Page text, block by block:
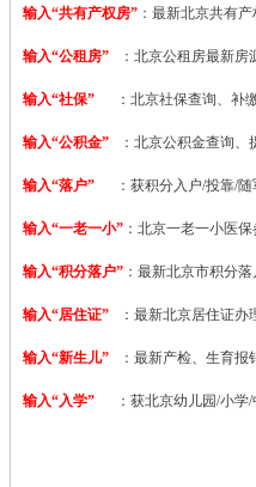
输入“共有产权房” ：最新北京共有
输入“公租房” ：北京公租房最新房
输入“社保” ：北京社保查询、补
输入“公积金” ：北京公积金查询、
输入“落户” ：获积分入户/投靠/
输入“一老一小” ：北京一老一小医
输入“积分落户” ：最新北京市积分落
输入“居住证” ：最新北京居住证办
输入“新生儿” ：最新产检、生育报
输入“入学” ：获北京幼儿园/小学